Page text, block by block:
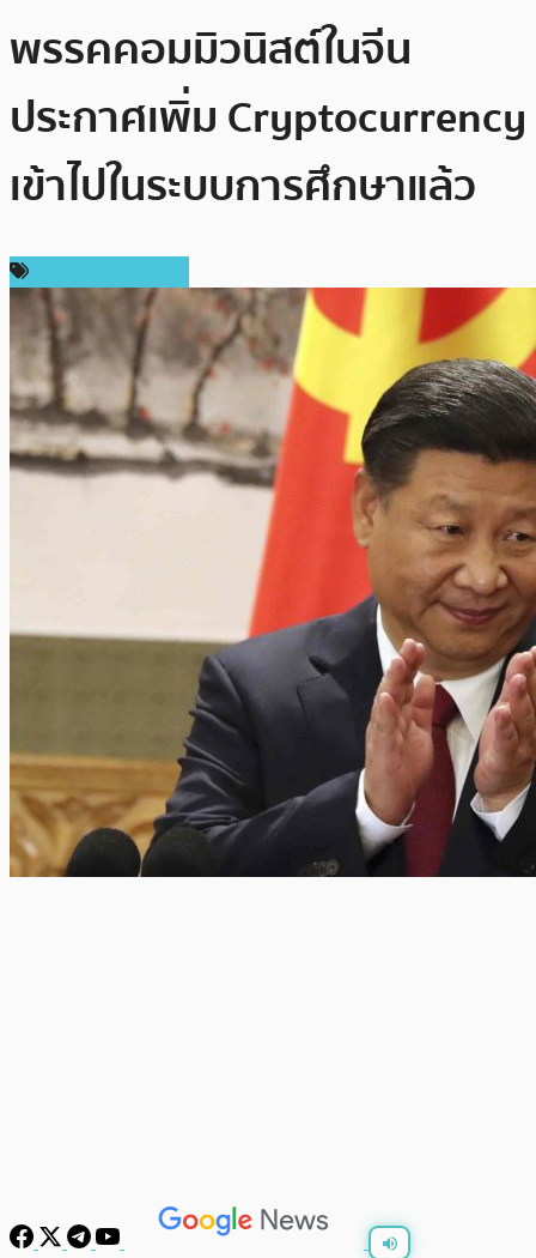
พรรคคอมมิวนิสต์ในจีน
ประกาศเพิ่ม Cryptocurrency
เข้าไปในระบบการศึกษาแล้ว